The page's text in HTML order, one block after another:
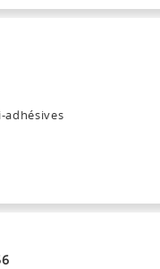
adhésives